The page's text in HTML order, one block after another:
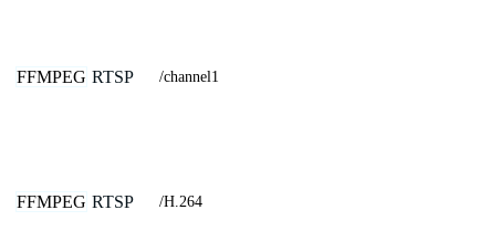
FFMPEG RTSP /channel1
FFMPEG RTSP /H.264